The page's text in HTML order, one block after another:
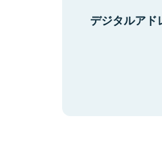
デジタルアド